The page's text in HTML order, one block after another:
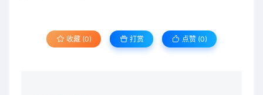
收藏 (0) 打赏 点赞 (0)